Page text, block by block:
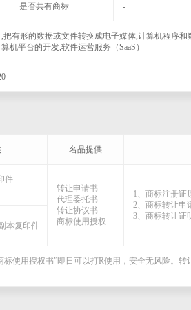
是否共有商标 -
有形的数据或文件转换成电子媒体,计算机程序
机平台的开发,软件运营服务（SaaS）
名品提供
件
转让申请书
代理委托书
转让协议书
商标使用授权
1、商标注册证
2、商标转让申
3、商标转让证
本复印件
使用授权书”即日可以打R使用，安全无风险。转